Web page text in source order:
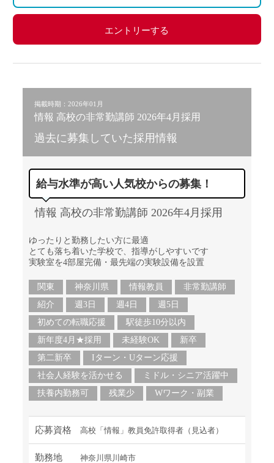
エントリーする
掲載時期：2026年01月
情報 高校の非常勤講師 2026年4月採用
過去に募集していた採用情報
給与水準が高い人気校からの募集！
情報 高校の非常勤講師 2026年4月採用
ゆったりと勤務したい方に最適
とても落ち着いた学校で、指導がしやすいです
実験室を4部屋完備・最先端の実験設備を設置
関東 神奈川県 情報教員
非常勤講師
紹介
週3日 週4日
週5日
初めての転職応援
駅徒歩10分以内
新年度4月★採用
未経験OK
新卒
第二新卒
Iターン・Uターン応援
社会人経験を活かせる
ミドル・シニア活躍中
扶養内勤務可
残業少 Wワーク・副業
応募資格 高校「情報」教員免許取得者（見込者）
勤務地 神奈川県川崎市